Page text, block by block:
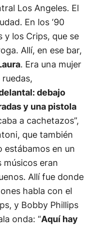
Los Angeles. El
En los ‘90
y los Crips, que se
Allí, en ese bar,
. Era una mujer
debajo
y una pistola
a cachetazos”,
que también
estábamos en un
músicos eran
Allí fue donde
habla con el
y Bobby Phillips
onda: “Aquí hay